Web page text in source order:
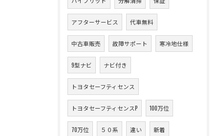
アフターサービス 代車無料
中古車販売 故障サポート 寒冷地仕様
9型ナビ ナビ付き
トヨタセーフティセンス
トヨタセーフティセンスP 100万位
70万位 ５０系 違い 新着